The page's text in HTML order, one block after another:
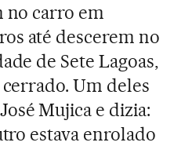
no carro em
até descerem no
de Sete Lagoas,
Um deles
Mujica e dizia:
estava enrolado